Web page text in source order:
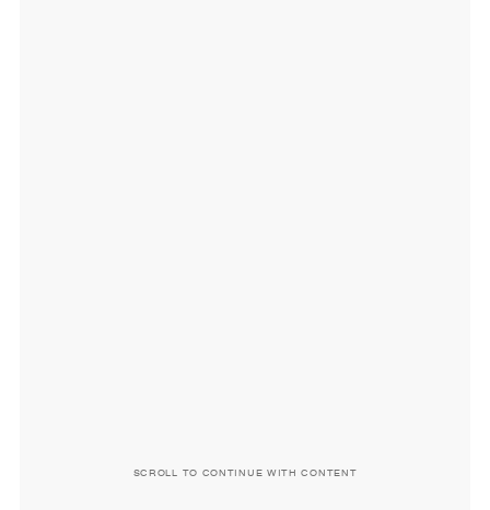
SCROLL TO CONTINUE WITH CONTENT